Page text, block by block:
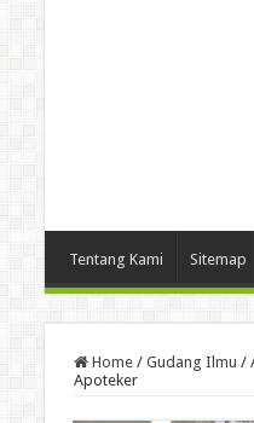
Tentang Kami Sitemap
Home / Gudang Ilmu /
Apoteker